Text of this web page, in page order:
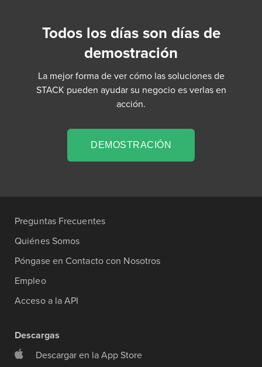
Todos los días son días de
demostración
La mejor forma de ver cómo las soluciones de
STACK pueden ayudar su negocio es verlas en
acción.
DEMOSTRACIÓN
Preguntas Frecuentes
Quiénes Somos
Póngase en Contacto con Nosotros
Empleo
Acceso a la API
Descargas
Descargar en la App Store